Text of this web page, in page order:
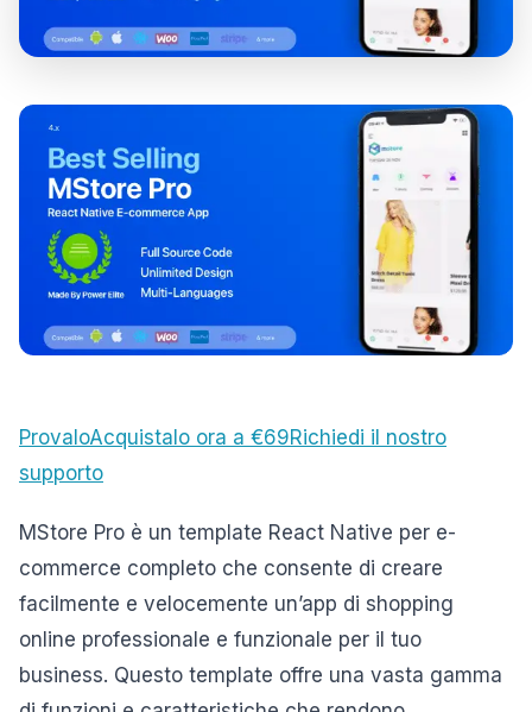
ProvaloAcquistalo ora a €69Richiedi il nostro
supporto
MStore Pro è un template React Native per e-
commerce completo che consente di creare
facilmente e velocemente un’app di shopping
online professionale e funzionale per il tuo
business. Questo template offre una vasta gamma